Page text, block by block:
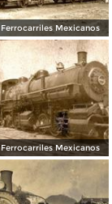
Ferrocarriles Mexicanos
Ferrocarriles Mexicanos